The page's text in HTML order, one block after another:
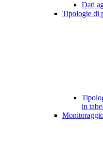
Dati
Tipologie di
in